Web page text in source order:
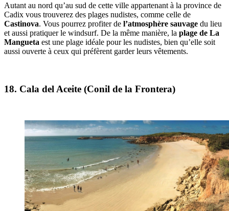
Autant au nord qu’au sud de cette ville appartenant à la province de
Cadix vous trouverez des plages nudistes, comme celle de
Castinova. Vous pourrez profiter de l’atmosphère sauvage du lieu
et aussi pratiquer le windsurf. De la même manière, la plage de La
Mangueta est une plage idéale pour les nudistes, bien qu’elle soit
aussi ouverte à ceux qui préfèrent garder leurs vêtements.
18. Cala del Aceite (Conil de la Frontera)